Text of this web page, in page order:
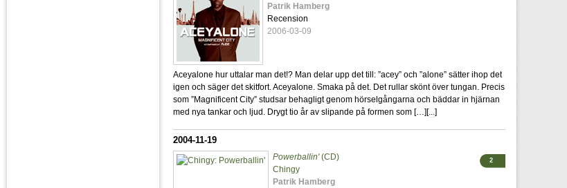
Patrik Hamberg
Recension
2006-03-09
Aceyalone hur uttalar man det!? Man delar upp det till: ”acey” och ”alone” sätter ihop det
igen och säger det skitfort. Aceyalone. Smaka på det. Det rullar skönt över tungan. Precis
som ”Magnificent City” studsar behagligt genom hörselgångarna och bäddar in hjärnan
med nya tankar och ljud. Drygt tio år av slipande på formen som […][... ]
2004-11-19
Powerballin'(CD)
Chingy
Patrik Hamberg
2